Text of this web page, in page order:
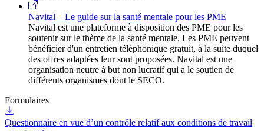
Navital – Le guide sur la santé mentale pour les PME
Navital est une plateforme à disposition des PME pour les
soutenir sur le thème de la santé mentale. Les PME peuvent
bénéficier d'un entretien téléphonique gratuit, à la suite duquel
des offres adaptées leur sont proposées. Navital est une
organisation neutre à but non lucratif qui a le soutien de
différents organismes dont le SECO.
Formulaires
Questionnaire en vue d’un contrôle relatif aux conditions de travail